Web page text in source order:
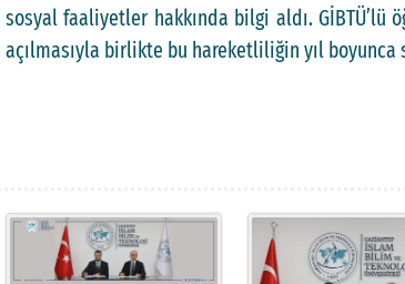
sosyal faaliyetler hakkında bilgi aldı. GİBTÜ’lü
açılmasıyla birlikte bu hareketliliğin yıl